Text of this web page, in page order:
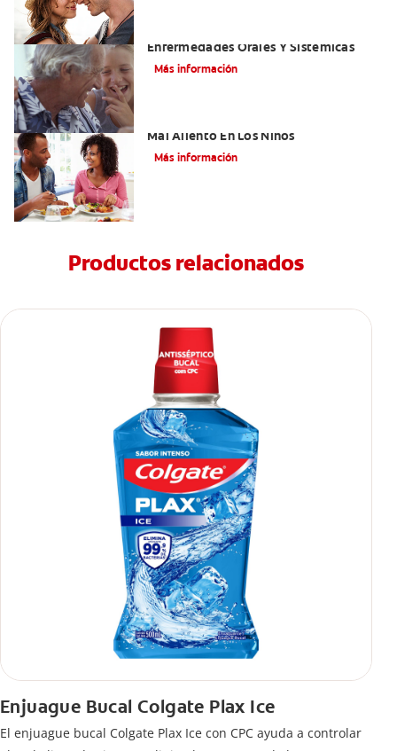
Enfermedades Orales Y Sistémicas
Más información
Mal Aliento En Los Niños
Más información
Productos relacionados
Enjuague Bucal Colgate Plax Ice
El enjuague bucal Colgate Plax Ice con CPC ayuda a controlar